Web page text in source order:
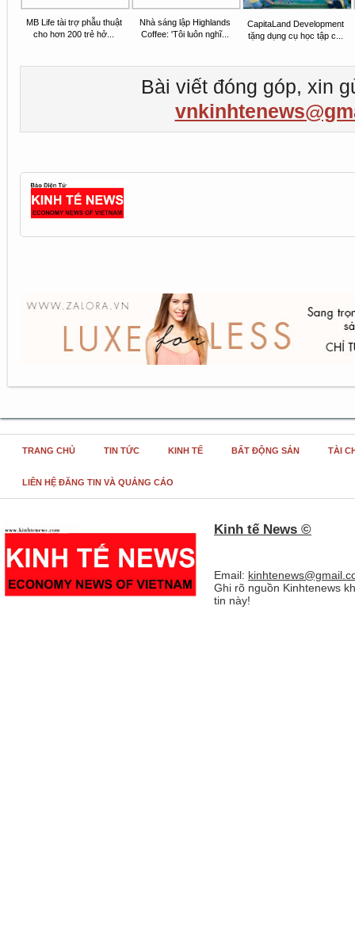
MB Life tài trợ phẫu thuật
cho hơn 200 trẻ hở...
Nhà sáng lập Highlands
Coffee: 'Tôi luôn nghĩ...
CapitaLand Development
tặng dụng cụ học tập c...
Bài viết đóng góp, xin
TRANG CHỦ TIN TỨC KINH TẾ BẤT ĐỘNG SẢN TÀI
LIÊN HỆ ĐĂNG TIN VÀ QUẢNG CÁO
Kinh tế News ©
Email:
Ghi rõ nguồn Kinhtenews
tin này!